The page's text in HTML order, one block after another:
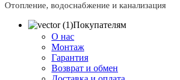
Отопление, водоснабжение и канализация
Покупателям
О нас
Монтаж
Гарантия
Возврат и обмен